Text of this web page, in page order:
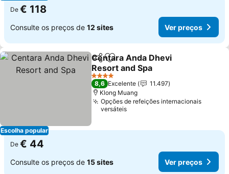
De € 118
Consulte os preços de 12 sites Ver preços
Escolha popular
PartilharAdicionar aos favoritos
Centara Anda Dhevi
Resort and Spa
Ver preços
4 Estrelas
8,6 Excelente
11.497
Klong Muang
Opções de refeições internacionais
versáteis
De € 44
Consulte os preços de 15 sites Ver preços